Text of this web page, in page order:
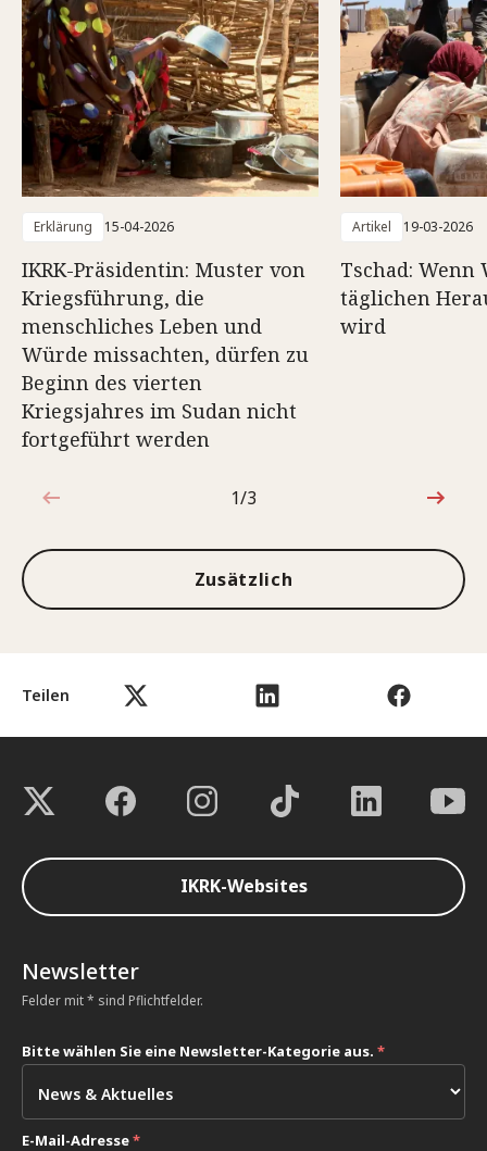
Teilen
Erklärung 15-04-2026
IKRK-Präsidentin: Muster von
Kriegsführung, die
menschliches Leben und
Würde missachten, dürfen zu
Beginn des vierten
Kriegsjahres im Sudan nicht
fortgeführt werden
Artikel 19-03-2026
Tschad: Wenn
täglichen
wird
1von3
1/3
Zusätzlich
IKRK-Websites
Newsletter
Felder mit * sind Pflichtfelder.
Bitte wählen Sie eine Newsletter-Kategorie aus. *
E-Mail-Adresse*